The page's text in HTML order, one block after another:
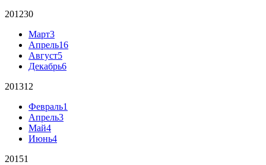
201230
Март3
Апрель16
Август5
Декабрь6
201312
Февраль1
Апрель3
Май4
Июнь4
20151